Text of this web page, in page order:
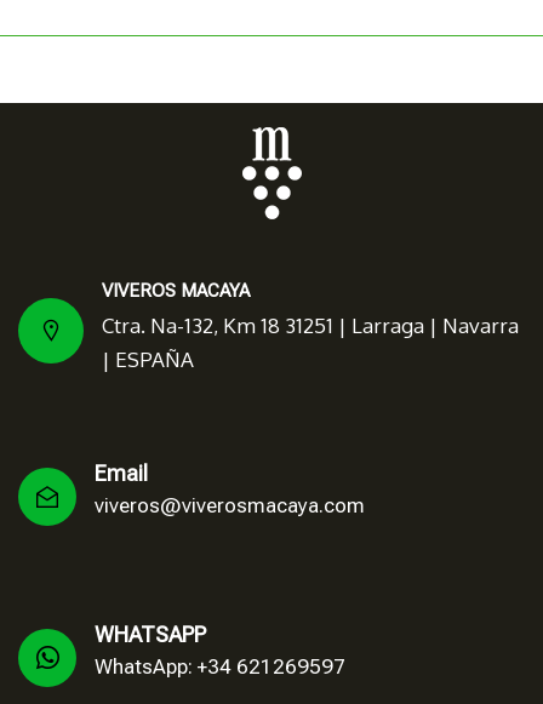
VIVEROS MACAYA
Ctra. Na-132, Km 18 31251 | Larraga | Navarra
| ESPAÑA
Email
viveros@viverosmacaya.com
WHATSAPP
WhatsApp: +34 621269597